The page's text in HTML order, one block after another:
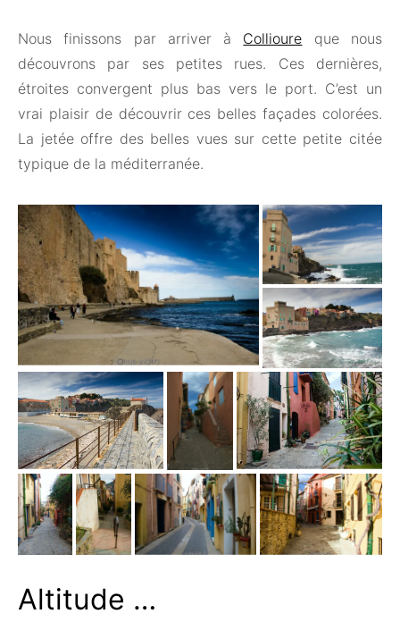
Nous finissons par arriver à Collioure que nous
découvrons par ses petites rues. Ces dernières,
étroites convergent plus bas vers le port. C’est un
vrai plaisir de découvrir ces belles façades colorées.
La jetée offre des belles vues sur cette petite citée
typique de la méditerranée.
Altitude …